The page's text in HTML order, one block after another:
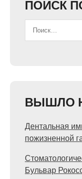
ПОИСК
ВЫШЛО
Дентальная
пожизненной
Бульвар